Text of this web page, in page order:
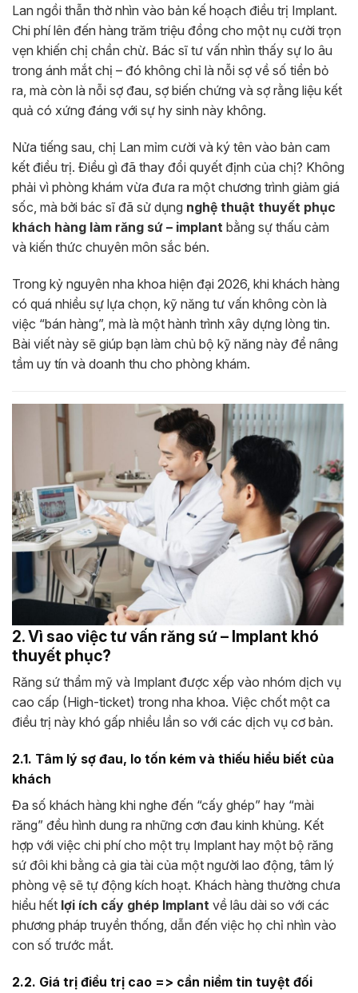
Lan ngồi thẫn thờ nhìn vào bản kế hoạch điều trị Implant.
Chi phí lên đến hàng trăm triệu đồng cho một nụ cười trọn
vẹn khiến chị chần chừ. Bác sĩ tư vấn nhìn thấy sự lo âu
trong ánh mắt chị – đó không chỉ là nỗi sợ về số tiền bỏ
ra, mà còn là nỗi sợ đau, sợ biến chứng và sợ rằng liệu kết
quả có xứng đáng với sự hy sinh này không.
Nửa tiếng sau, chị Lan mỉm cười và ký tên vào bản cam
kết điều trị. Điều gì đã thay đổi quyết định của chị? Không
phải vì phòng khám vừa đưa ra một chương trình giảm giá
sốc, mà bởi bác sĩ đã sử dụng nghệ thuật thuyết phục
khách hàng làm răng sứ – implant bằng sự thấu cảm
và kiến thức chuyên môn sắc bén.
Trong kỷ nguyên nha khoa hiện đại 2026, khi khách hàng
có quá nhiều sự lựa chọn, kỹ năng tư vấn không còn là
việc “bán hàng”, mà là một hành trình xây dựng lòng tin.
Bài viết này sẽ giúp bạn làm chủ bộ kỹ năng này để nâng
tầm uy tín và doanh thu cho phòng khám.
2. Vì sao việc tư vấn răng sứ – Implant khó
thuyết phục?
Răng sứ thẩm mỹ và Implant được xếp vào nhóm dịch vụ
cao cấp (High-ticket) trong nha khoa. Việc chốt một ca
điều trị này khó gấp nhiều lần so với các dịch vụ cơ bản.
2.1. Tâm lý sợ đau, lo tốn kém và thiếu hiểu biết của
khách
Đa số khách hàng khi nghe đến “cấy ghép” hay “mài
răng” đều hình dung ra những cơn đau kinh khủng. Kết
hợp với việc chi phí cho một trụ Implant hay một bộ răng
sứ đôi khi bằng cả gia tài của một người lao động, tâm lý
phòng vệ sẽ tự động kích hoạt. Khách hàng thường chưa
hiểu hết lợi ích cấy ghép Implant về lâu dài so với các
phương pháp truyền thống, dẫn đến việc họ chỉ nhìn vào
con số trước mắt.
2.2. Giá trị điều trị cao => cần niềm tin tuyệt đối